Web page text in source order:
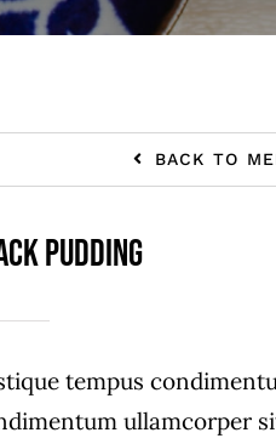
BACK TO
Pudding
tempus
ullamcorper